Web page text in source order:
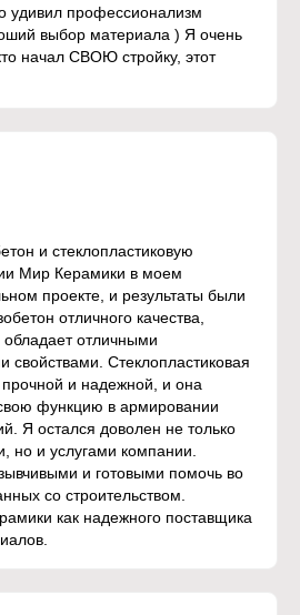
удивил профессионализм
выбор материала ) Я очень
начал СВОЮ стройку, этот
и стеклопластиковую
Мир Керамики в моем
проекте, и результаты были
отличного качества,
обладает отличными
свойствами. Стеклопластиковая
и надежной, и она
функцию в армировании
Я остался доволен не только
но и услугами компании.
и готовыми помочь во
со строительством.
как надежного поставщика